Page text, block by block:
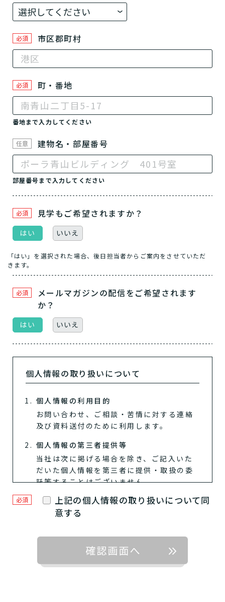
必須 市区郡町村
必須 町・番地
番地まで入力してください
任意 建物名・部屋番号
部屋番号まで入力してください
必須 見学もご希望されますか？
はい いいえ
「はい」を選択された場合、後日担当者からご案内をさせていただ
きます。
必須
メールマガジンの配信をご希望されます
か？
はい いいえ
個人情報の取り扱いについて
個人情報の利用目的
お問い合わせ、ご相談・苦情に対する連絡
及び資料送付のために利用します。
個人情報の第三者提供等
当社は次に掲げる場合を除き、ご記入いた
だいた個人情報を第三者に提供・取扱の委
託等することはございません。
ご本人様の同意がある場合
法令に基づく場合
ために必要がある場合であって、ご
本人様の同意を得ることが困難であ
るとき
必須
上記の個人情報の取り扱いについて同
意する
閉じる
1つ前に戻る 介護診断を終了
1つ前に戻る 介護診断を終了
1つ前に戻る 介護診断を終了
1つ前に戻る 介護診断を終了
1つ前に戻る 介護診断を終了
1つ前に戻る 介護診断を終了
1つ前に戻る 介護診断を終了